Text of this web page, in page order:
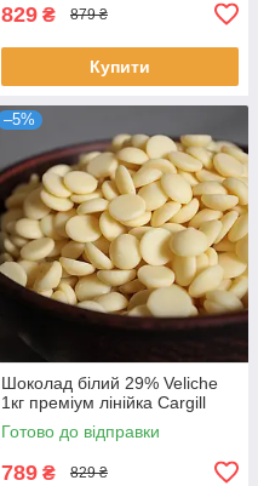
829 ₴ 879 ₴
Купити
–5%
Шоколад білий 29% Veliche
1кг преміум лінійка Cargill
Готово до відправки
789 ₴ 829 ₴